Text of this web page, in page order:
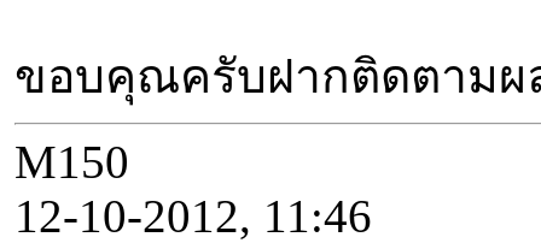
ขอบคุณครับฝากติดตามผ
M150
12-10-2012, 11:46